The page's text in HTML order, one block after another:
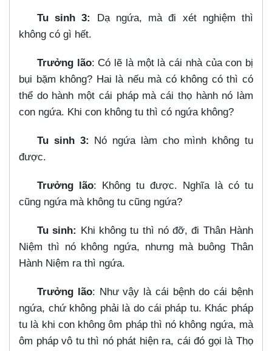
Tu sinh 3:
Dạ ngứa, mà đi xét nghiệm thì
không có gì hết.
Trưởng lão: Có lẽ là một là cái nhà của con bị
bụi bặm không? Hai là nếu mà có không có thì có
thể do hành một cái pháp mà cái thọ hành nó làm
con ngứa. Khi con không tu thì có ngứa không?
Tu sinh 3: Nó ngứa làm cho mình không tu
được.
Trưởng lão: Không tu được. Nghĩa là có tu
cũng ngứa mà không tu cũng ngứa?
Tu sinh:
Khi không tu thì nó đỡ, đi Thân Hành
Niệm thì nó không ngứa, nhưng mà buông Thân
Hành Niệm ra thì ngứa.
Trưởng lão: Như vậy là cái bệnh do cái bệnh
ngứa, chứ không phải là do cái pháp tu. Khác pháp
tu là khi con không ôm pháp thì nó không ngứa, mà
ôm pháp vô tu thì nó phát hiện ra, cái đó gọi là Thọ